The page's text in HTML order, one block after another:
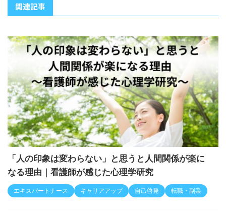
関連記事
「人の印象は変わらない」と思うと人間関係が楽に
なる理由｜看護師が感じた心理学研究
エキスパートナース キャリアアップ 自己啓発 転職・副業